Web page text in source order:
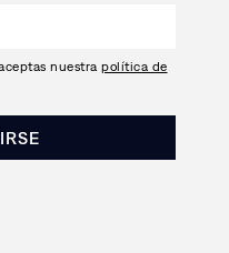
nuestra política de